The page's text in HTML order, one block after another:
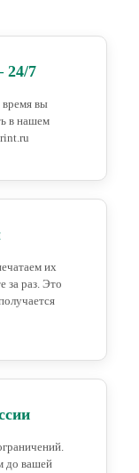
24/7
время вы
в нашем
их
за раз. Это
до вашей